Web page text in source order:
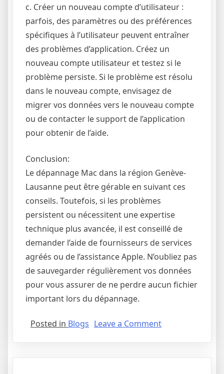
c. Créer un nouveau compte d’utilisateur :
parfois, des paramètres ou des préférences
spécifiques à l’utilisateur peuvent entraîner
des problèmes d’application. Créez un
nouveau compte utilisateur et testez si le
problème persiste. Si le problème est résolu
dans le nouveau compte, envisagez de
migrer vos données vers le nouveau compte
ou de contacter le support de l’application
pour obtenir de l’aide.
Conclusion:
Le dépannage Mac dans la région Genève-
Lausanne peut être gérable en suivant ces
conseils. Toutefois, si les problèmes
persistent ou nécessitent une expertise
technique plus avancée, il est conseillé de
demander l’aide de fournisseurs de services
agréés ou de l’assistance Apple. N’oubliez pas
de sauvegarder régulièrement vos données
pour vous assurer de ne perdre aucun fichier
important lors du dépannage.
Posted in Blogs Leave a Commenton